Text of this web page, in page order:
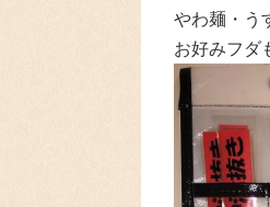
やわ麺・う
お好みフダ